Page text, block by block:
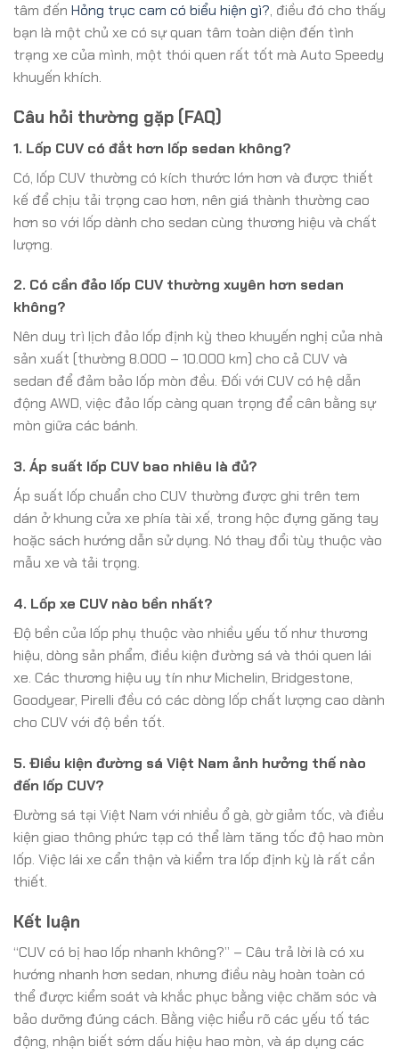
tâm đến Hỏng trục cam có biểu hiện gì?, điều đó cho thấy
bạn là một chủ xe có sự quan tâm toàn diện đến tình
trạng xe của mình, một thói quen rất tốt mà Auto Speedy
khuyến khích.
Câu hỏi thường gặp (FAQ)
1. Lốp CUV có đắt hơn lốp sedan không?
Có, lốp CUV thường có kích thước lớn hơn và được thiết
kế để chịu tải trọng cao hơn, nên giá thành thường cao
hơn so với lốp dành cho sedan cùng thương hiệu và chất
lượng.
2. Có cần đảo lốp CUV thường xuyên hơn sedan
không?
Nên duy trì lịch đảo lốp định kỳ theo khuyến nghị của nhà
sản xuất (thường 8.000 – 10.000 km) cho cả CUV và
sedan để đảm bảo lốp mòn đều. Đối với CUV có hệ dẫn
động AWD, việc đảo lốp càng quan trọng để cân bằng sự
mòn giữa các bánh.
3. Áp suất lốp CUV bao nhiêu là đủ?
Áp suất lốp chuẩn cho CUV thường được ghi trên tem
dán ở khung cửa xe phía tài xế, trong hộc đựng găng tay
hoặc sách hướng dẫn sử dụng. Nó thay đổi tùy thuộc vào
mẫu xe và tải trọng.
4. Lốp xe CUV nào bền nhất?
Độ bền của lốp phụ thuộc vào nhiều yếu tố như thương
hiệu, dòng sản phẩm, điều kiện đường sá và thói quen lái
xe. Các thương hiệu uy tín như Michelin, Bridgestone,
Goodyear, Pirelli đều có các dòng lốp chất lượng cao dành
cho CUV với độ bền tốt.
5. Điều kiện đường sá Việt Nam ảnh hưởng thế nào
đến lốp CUV?
Đường sá tại Việt Nam với nhiều ổ gà, gờ giảm tốc, và điều
kiện giao thông phức tạp có thể làm tăng tốc độ hao mòn
lốp. Việc lái xe cẩn thận và kiểm tra lốp định kỳ là rất cần
thiết.
Kết luận
“CUV có bị hao lốp nhanh không?” – Câu trả lời là có xu
hướng nhanh hơn sedan, nhưng điều này hoàn toàn có
thể được kiểm soát và khắc phục bằng việc chăm sóc và
bảo dưỡng đúng cách. Bằng việc hiểu rõ các yếu tố tác
động, nhận biết sớm dấu hiệu hao mòn, và áp dụng các